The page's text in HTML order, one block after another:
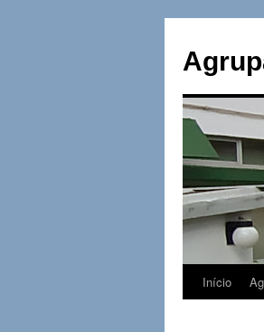
o
conteúdo
Início